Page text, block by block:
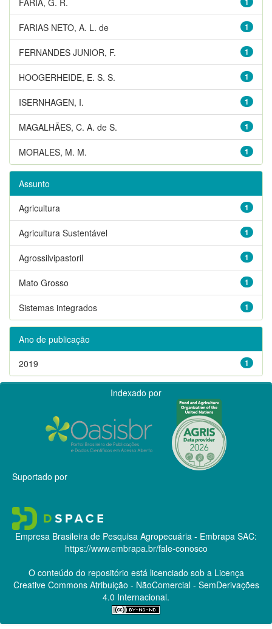
1
FARIAS NETO, A. L. de
1
FERNANDES JUNIOR, F.
1
HOOGERHEIDE, E. S. S.
1
ISERNHAGEN, I.
1
MAGALHÃES, C. A. de S.
1
MORALES, M. M.
Assunto
1
Agricultura
1
Agricultura Sustentável
1
Agrossilvipastoril
1
Mato Grosso
1
Sistemas integrados
Ano de publicação
1
2019
Indexado por
Suportado por
Empresa Brasileira de Pesquisa Agropecuária - Embrapa SAC:
https://www.embrapa.br/fale-conosco
O conteúdo do repositório está licenciado sob a Licença
Creative CommonsAtribuição - NãoComercial - SemDerivações
4.0 Internacional.